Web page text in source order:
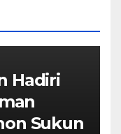
Hadiri
Sukun